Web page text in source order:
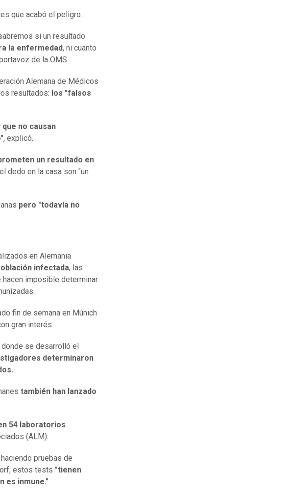
que acabó el peligro.
si un resultado
la enfermedad, ni cuánto
de la OMS.
Alemana de Médicos
resultados: los "falsos
no causan
, explicó.
un resultado en
dedo en la casa son "un
pero "todavía no
en Alemania
infectada, las
imposible determinar
fin de semana en Múnich
gran interés.
donde se desarrolló el
determinaron
también han lanzado
54 laboratorios
(ALM).
pruebas de
estos tests "tienen
es inmune."